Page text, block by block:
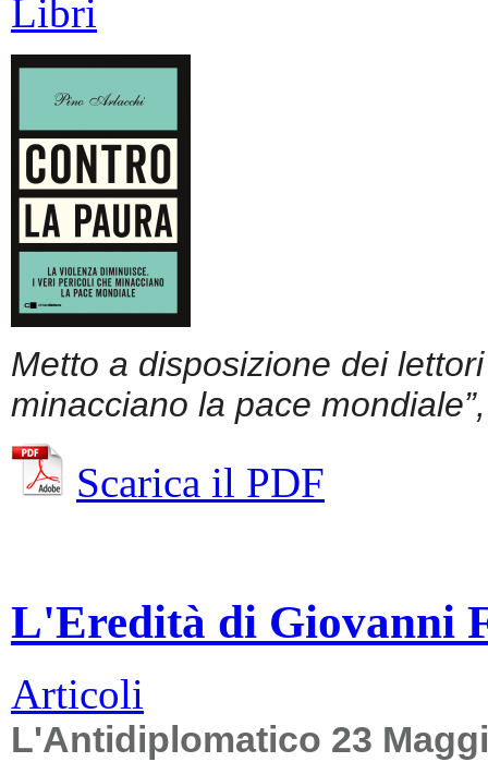
Libri
Metto a disposizione dei
minacciano la pace
Scarica il PDF
L'Eredità di Giovanni
Articoli
L'Antidiplomatico 23